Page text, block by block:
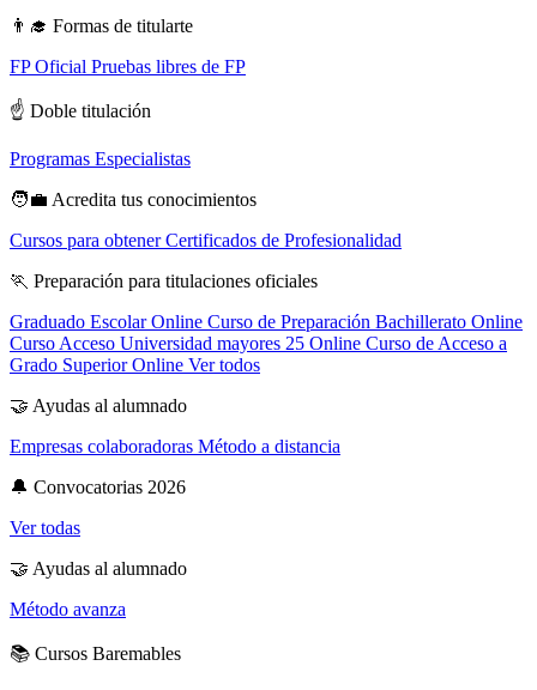
👨‍🎓 Formas de titularte
FP Oficial Pruebas libres de FP
☝️ Doble titulación
Programas Especialistas
🧑‍💼 Acredita tus conocimientos
Cursos para obtener Certificados de Profesionalidad
🏃 Preparación para titulaciones oficiales
Graduado Escolar Online Curso de Preparación Bachillerato Online
Curso Acceso Universidad mayores 25 Online Curso de Acceso a
Grado Superior Online Ver todos
🤝 Ayudas al alumnado
Empresas colaboradoras Método a distancia
🔔 Convocatorias 2026
Ver todas
🤝 Ayudas al alumnado
Método avanza
📚 Cursos Baremables